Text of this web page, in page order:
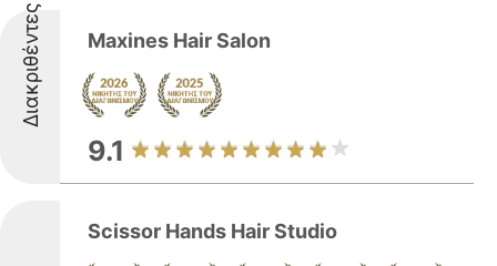
Διακριθέντες Maxines Hair Salon
9.1
Scissor Hands Hair Studio